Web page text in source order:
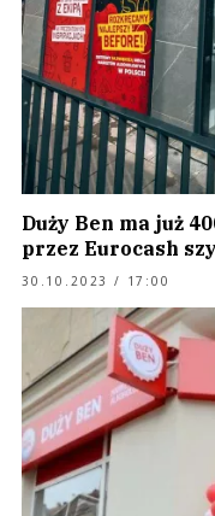
Duży Ben ma już
przez Eurocash
30.10.2023 / 17:00